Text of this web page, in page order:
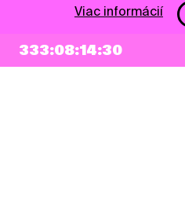
NEWSLETTER
333:08:14:29
Viac informácií